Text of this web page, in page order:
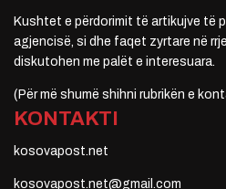
Kushtet e përdorimit të artikujve të
agjencisë, si dhe faqet zyrtare në
diskutohen me palët e interesuara.
(Për më shumë shihni rubrikën e
KONTAKTI
kosovapost.net
kosovapost.net@gmail.com